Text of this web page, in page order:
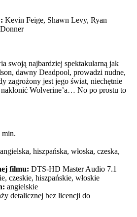
Kevin Feige, Shawn Levy, Ryan
swoją najbardziej spektakularną jak
dawny Deadpool, prowadzi nudne,
zagrożony jest jego świat, niechętnie
Wolverine’a… No po prostu to
min.
angielska, hiszpańska, włoska, czeska,
filmu: DTS-HD Master Audio 7.1
czeskie, hiszpańskie, włoskie
angielskie
detalicznej bez licencji do